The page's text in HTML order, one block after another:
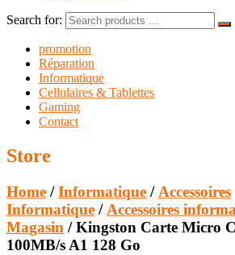
Search for:
promotion
Réparation
Informatique
Cellulaires & Tablettes
Gaming
Contact
Store
Home /Informatique / Accessoires
Informatique / Accessoires
Magasin / Kingston Carte Micro
100MB/s A1 128 Go